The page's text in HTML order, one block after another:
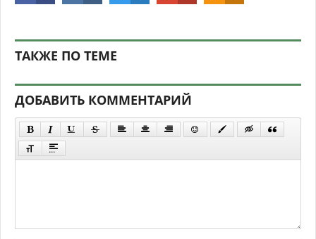
ТАКЖЕ ПО ТЕМЕ
ДОБАВИТЬ КОММЕНТАРИЙ